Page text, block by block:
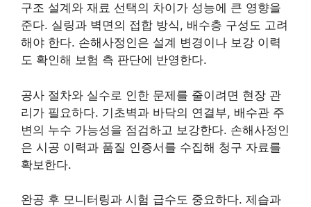
구조 설계와 재료 선택의 차이가 성능에 큰 영향을
준다. 실링과 벽면의 접합 방식, 배수층 구성도 고려
해야 한다. 손해사정인은 설계 변경이나 보강 이력
도 확인해 보험 측 판단에 반영한다.
공사 절차와 실수로 인한 문제를 줄이려면 현장 관
리가 필요하다. 기초벽과 바닥의 연결부, 배수관 주
변의 누수 가능성을 점검하고 보강한다. 손해사정인
은 시공 이력과 품질 인증서를 수집해 청구 자료를
확보한다.
완공 후 모니터링과 시험 급수도 중요하다. 제습과